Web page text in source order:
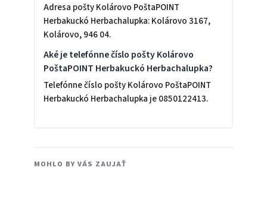
Adresa pošty Kolárovo PoštaPOINT
Herbakuckó Herbachalupka: Kolárovo 3167,
Kolárovo, 946 04.
Aké je telefónne číslo pošty Kolárovo
PoštaPOINT Herbakuckó Herbachalupka?
Telefónne číslo pošty Kolárovo PoštaPOINT
Herbakuckó Herbachalupka je 0850122413.
MOHLO BY VÁS ZAUJAŤ